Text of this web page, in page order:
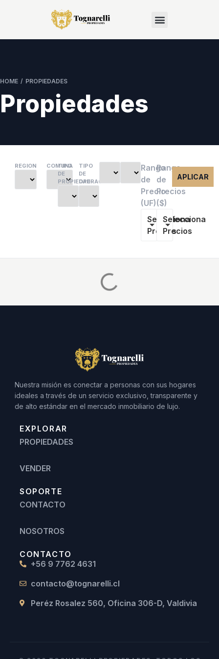
HOME / PROPIEDADES
Propiedades
REGION COMUNA
TIPO
DE
PROPIEDAD
TIPO
DE
OPERACIÓN
Rango
de
Precio
(UF)
Selecciona
Precios
Rango
de
Precios
($)
Selecciona
Precios
APLICAR
Nuestra misión es conectar a personas con sus hogares
ideales a través de un servicio exclusivo, transparente y
de alto estándar en el mercado inmobiliario de lujo.
EXPLORAR
PROPIEDADES
VENDER
SOPORTE
CONTACTO
NOSOTROS
CONTACTO
+56 9 7762 4631
contacto@tognarelli.cl
Peréz Rosalez 560, Oficina 306-D, Valdivia